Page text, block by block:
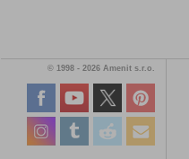
© 1998 - 2026 Amenit s.r.o.